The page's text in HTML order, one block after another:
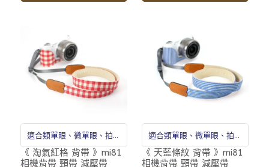
適合類單眼、微單眼、拍立
得
《 淘氣紅格 背帶 》mi81
相機背帶 頸帶 減壓帶
適合類單眼、微單眼、拍立
得
《 天藍條紋 背帶 》mi81
相機背帶 頸帶 減壓帶